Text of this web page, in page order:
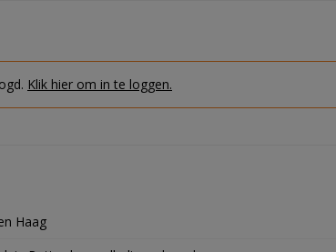
Klik hier om in te loggen.
Haag